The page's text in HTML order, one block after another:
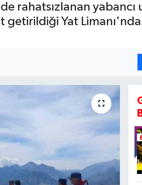
yabancı
getirildiği Yat